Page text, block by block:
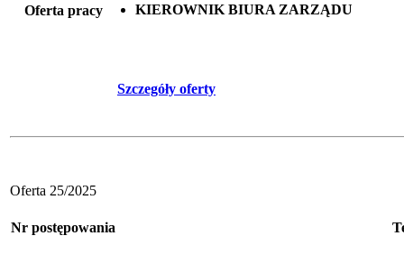
Oferta pracy
KIEROWNIK BIURA ZARZĄDU
Szczegóły oferty
Oferta 25/2025
Nr postępowania